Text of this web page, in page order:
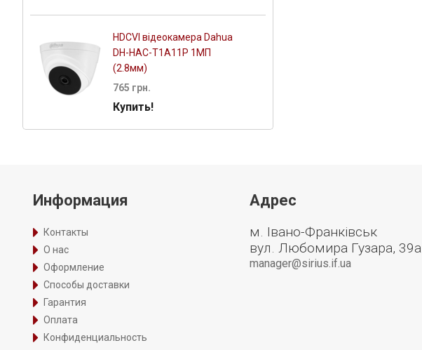
HDCVI відеокамера Dahua
DH-HAC-T1A11P 1МП
(2.8мм)
765 грн.
Купить!
Информация
Контакты
О нас
Оформление
Способы доставки
Гарантия
Оплата
Конфиденциальность
Адрес
м. Івано-Франківськ
вул. Любомира Гузара, 39а
manager@sirius.if.ua